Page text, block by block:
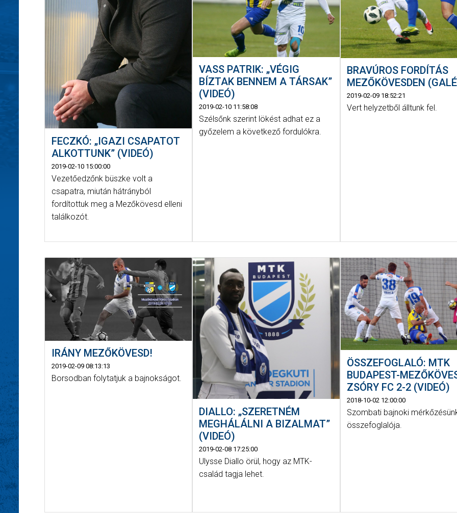
FECZKÓ: „IGAZI CSAPATOT
ALKOTTUNK” (VIDEÓ)
2019-02-10 15:00:00
Vezetőedzőnk büszke volt a
csapatra, miután hátrányból
fordítottuk meg a Mezőkövesd elleni
találkozót.
VASS PATRIK: „VÉGIG
BÍZTAK BENNEM A TÁRSAK”
(VIDEÓ)
2019-02-10 11:58:08
Szélsőnk szerint lökést adhat ez a
győzelem a következő fordulókra.
BRAVÚROS FORDÍTÁS
MEZŐKÖVESDEN
2019-02-09 18:52:21
Vert helyzetből álltunk fel.
IRÁNY MEZŐKÖVESD!
2019-02-09 08:13:13
Borsodban folytatjuk a bajnokságot.
DIALLO: „SZERETNÉM
MEGHÁLÁLNI A BIZALMAT”
(VIDEÓ)
2019-02-08 17:25:00
Ulysse Diallo örül, hogy az MTK-
család tagja lehet.
ÖSSZEFOGLALÓ: MTK
BUDAPEST-
ZSÓRY FC 2-2 (VIDEÓ)
2018-10-02 12:00:00
Szombati bajnoki
összefoglalója.